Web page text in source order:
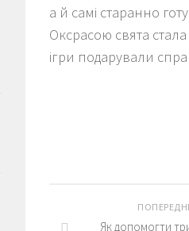
а й самі старанно
Оксрасою свята стала
ігри подарували
Як допомогти